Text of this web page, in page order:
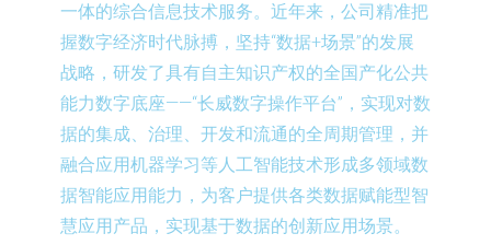
一体的综合信息技术服务。近年来，公司精准把
握数字经济时代脉搏，坚持“数据+场景”的发展
战略，研发了具有自主知识产权的全国产化公共
能力数字底座——“长威数字操作平台”，实现对数
据的集成、治理、开发和流通的全周期管理，并
融合应用机器学习等人工智能技术形成多领域数
据智能应用能力，为客户提供各类数据赋能型智
慧应用产品，实现基于数据的创新应用场景。